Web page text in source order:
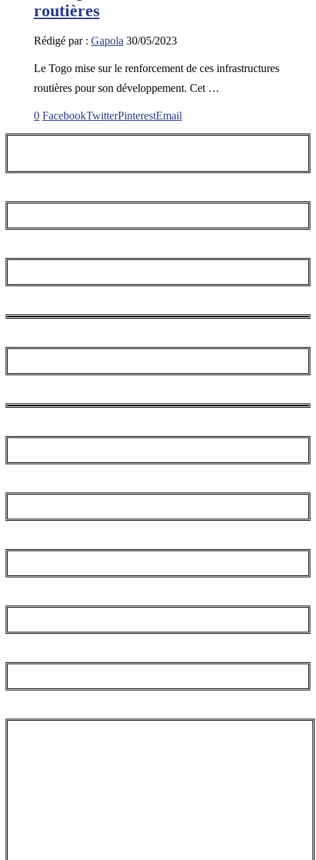
routières
Rédigé par : Gapola 30/05/2023
Le Togo mise sur le renforcement de ces infrastructures
routières pour son développement. Cet …
0 FacebookTwitterPinterestEmail